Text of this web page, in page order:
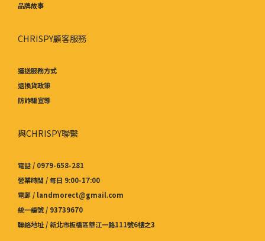
品牌故事
CHRISPY顧客服務
運送服務方式
退換貨政策
防詐騙宣導
與CHRISPY聯繫
電話 / 0979-658-281
營業時間 / 每日 9:00-17:00
電郵 / landmorect@gmail.com
統一編號 / 93739670
聯絡地址 / 新北市板橋區華江一路111號6樓之3